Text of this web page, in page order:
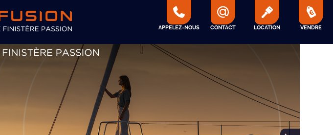
APPELEZ-NOUS CONTACT LOCATION VENDRE